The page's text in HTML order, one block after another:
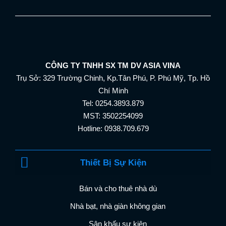
CÔNG TY TNHH SX TM DV ASIA VINA
Trụ Sở: 329 Trường Chinh, Kp.Tân Phú, P. Phú Mỹ, Tp. Hồ
Chí Minh
Tel: 0254.3893.879
MST: 3502254099
Hotline: 0938.709.679
Thiết Bị Sự Kiện
Bán và cho thuê nhà dù
Nhà bạt, nhà giàn không gian
Sân khấu sự kiện